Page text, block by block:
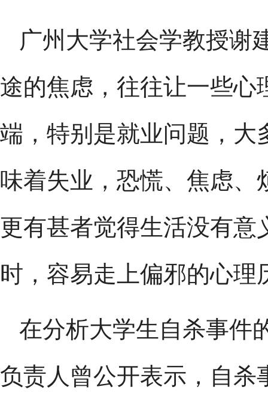
广州大学社会学教授谢
途的焦虑，往往让一些心
端，特别是就业问题，大
味着失业，恐慌、焦虑、
更有甚者觉得生活没有意
时，容易走上偏邪的心理
在分析大学生自杀事件
负责人曾公开表示，自杀